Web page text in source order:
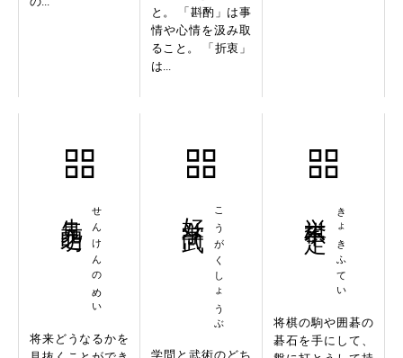
と。 「斟酌」は事
情や心情を汲み取
ること。 「折衷」
は...
せんけんのめい
将来どうなるかを
こうがくしょうぶ
学問と武術のどち
きょきふてい
将棋の駒や囲碁の
碁石を手にして、